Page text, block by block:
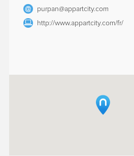
purpan@appartcity.com
http://www.appartcity.com/fr/